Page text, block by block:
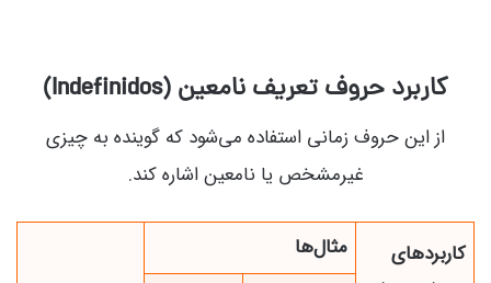
کاربرد حروف تعریف نامعین (Indefinidos)
از این حروف زمانی استفاده می‌شود که گوینده به چیزی
غیرمشخص یا نامعین اشاره کند.
کاربردهای
مثال‌ها